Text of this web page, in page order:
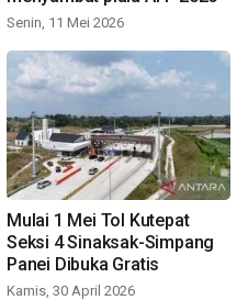
Senin, 11 Mei 2026
Mulai 1 Mei Tol Kutepat
Seksi 4 Sinaksak-Simpang
Panei Dibuka Gratis
Kamis, 30 April 2026